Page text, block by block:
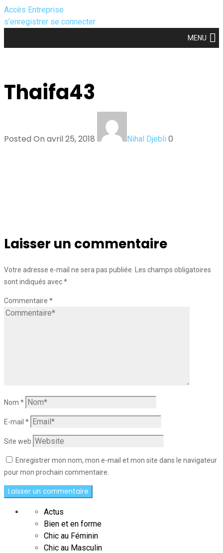
Accès Entreprise
s’enregistrer se connecter
MENU
Thaifa43
Posted On avril 25, 2018 Nihal Djebli 0
Laisser un commentaire
Votre adresse e-mail ne sera pas publiée. Les champs obligatoires
sont indiqués avec*
Commentaire *
Nom *
E-mail *
Site web
Enregistrer mon nom, mon e-mail et mon site dans le navigateur
pour mon prochain commentaire.
Actus
Bien et en forme
Chic au Féminin
Chic au Masculin